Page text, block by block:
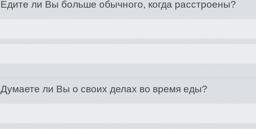
Едите ли Вы больше обычного, когда расстроены?
Думаете ли Вы о своих делах во время еды?